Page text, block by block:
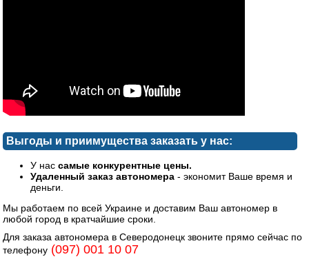
Выгоды и приимущества заказать у нас:
У нас самые конкурентные цены.
Удаленный заказ автономера - экономит Ваше время и
деньги.
Мы работаем по всей Украине и доставим Ваш автономер в
любой город в кратчайшие сроки.
Для заказа автономера в Северодонецк звоните прямо сейчас по
телефону (097) 001 10 07